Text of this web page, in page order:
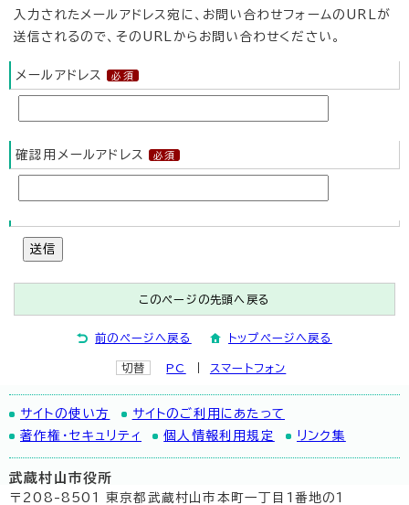
入力されたメールアドレス宛に、お問い合わせフォームのURLが
送信されるので、そのURLからお問い合わせください。
メールアドレス
確認用メールアドレス
送信
このページの先頭へ戻る
前のページへ戻る トップページへ戻る
切替 PC スマートフォン
サイトの使い方
サイトのご利用にあたって
著作権・セキュリティ
個人情報利用規定 リンク集
武蔵村山市役所
〒208-8501 東京都武蔵村山市本町一丁目1番地の1